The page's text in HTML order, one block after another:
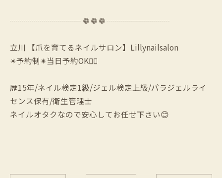
┈┈┈┈┈┈┈┈┈ ❁ ❁ ❁ ┈┈┈┈┈┈┈┈
立川 【爪を育てるネイルサロン】Lillynailsalon
✴︎予約制✴︎当日予約OK🙆‍♀️
歴15年/ネイル検定1級/ジェル検定上級/パラジェルライ
センス保有/衛生管理士
ネイルオタクなので安心してお任せ下さい😊